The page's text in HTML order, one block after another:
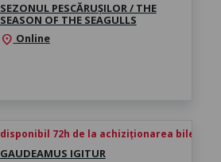
SEZONUL PESCĂRUȘILOR / THE
SEASON OF THE SEAGULLS
location_on Online
disponibil 72h de la achiziționarea biletului
GAUDEAMUS IGITUR